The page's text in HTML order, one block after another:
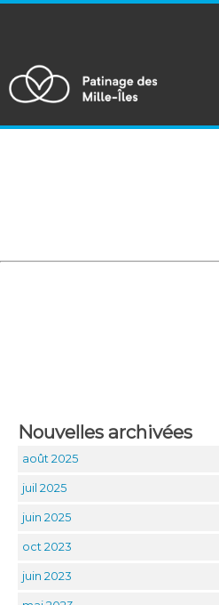
Nouvelles archivées
août 2025
juil 2025
juin 2025
oct 2023
juin 2023